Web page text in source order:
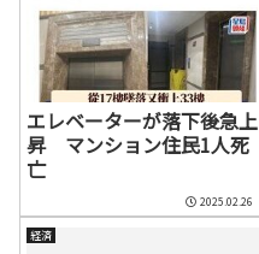
エレベーターが落下後急上
昇 マンション住民1人死
亡
2025.02.26
経済